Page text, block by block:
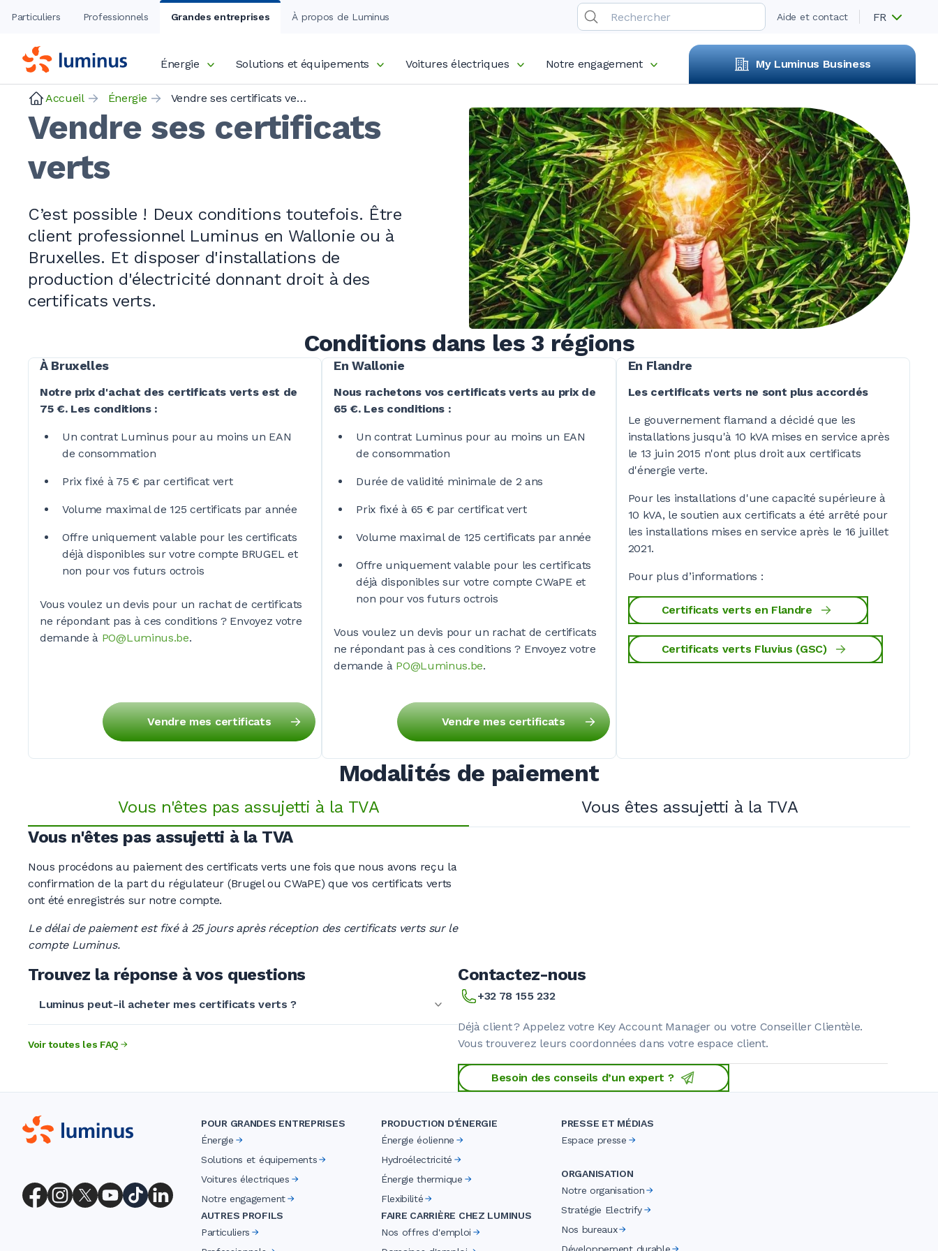
Particuliers Professionnels Grandes entreprises À propos de Luminus Aide et contact FR
Énergie Solutions et équipements Voitures électriques Notre engagement My Luminus Business
Accueil Énergie Vendre ses certificats verts
Vendre ses certificats
verts
C’est possible ! Deux conditions toutefois. Être
client professionnel Luminus en Wallonie ou à
Bruxelles. Et disposer d'installations de
production d'électricité donnant droit à des
certificats verts.
Conditions dans les 3 régions
À Bruxelles
Notre prix d'achat des certificats verts est de
75 €. Les conditions :
Un contrat Luminus pour au moins un EAN
de consommation
Prix fixé à 75 € par certificat vert
Volume maximal de 125 certificats par année
Offre uniquement valable pour les certificats
déjà disponibles sur votre compte BRUGEL et
non pour vos futurs octrois
Vous voulez un devis pour un rachat de certificats
ne répondant pas à ces conditions ?Envoyez votre
demande à PO@Luminus.be.
Vendre mes certificats
En Wallonie
Nous rachetons vos certificats verts au prix de
65 €. Les conditions :
Un contrat Luminus pour au moins un EAN
de consommation
Durée de validité minimale de 2 ans
Prix fixé à 65 € par certificat vert
Volume maximal de 125 certificats par année
Offre uniquement valable pour les certificats
déjà disponibles sur votre compte CWaPE et
non pour vos futurs octrois
Vous voulez un devis pour un rachat de certificats
ne répondant pas à ces conditions ? Envoyez votre
demande à PO@Luminus.be.
Vendre mes certificats
En Flandre
Les certificats verts ne sont plus accordés
Le gouvernement flamand a décidé que les
installations jusqu'à 10 kVAmises en service après
le 13 juin 2015 n'ont plus droit aux certificats
d'énergie verte.
Pour les installations d'une capacité supérieure à
10 kVA, le soutien aux certificats a été arrêté pour
les installations mises en service après le 16 juillet
2021.
Pour plusd’informations :
Certificats verts en Flandre
Certificats verts Fluvius (GSC)
Modalités de paiement
Vous n'êtes pas assujetti à la TVA
Vous êtes assujetti à la TVA
Vous n'êtes pas assujetti à la TVA
Nous procédons au paiement des certificats verts une fois que nous avons reçu la
confirmation de la part du régulateur (Brugel ou CWaPE) que vos certificats verts
ont été enregistrés sur notre compte.
Le délai de paiement est fixé à 25 jours après réception des certificats verts sur le
compte Luminus.
Trouvez la réponse à vos questions
Luminus peut-il acheter mes certificats verts ?
Voir toutes les FAQ
Contactez-nous
+32 78 155 232
Déjà client ? Appelez votre Key Account Manager ou votre Conseiller Clientèle.
Vous trouverez leurs coordonnées dans votre espace client.
Besoin des conseils d’un expert ?
POUR GRANDES ENTREPRISES
Énergie
Solutions et équipements
Voitures électriques
Notre engagement
AUTRES PROFILS
Particuliers
PRODUCTION D'ÉNERGIE
Énergie éolienne
Hydroélectricité
Énergie thermique
Flexibilité
FAIRE CARRIÈRE CHEZ LUMINUS
Nos offres d'emploi
PRESSE ET MÉDIAS
Espace presse
ORGANISATION
Notre organisation
Stratégie Electrify
Nos bureaux